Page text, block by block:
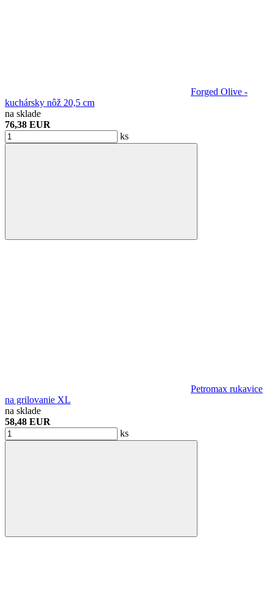
Forged Olive -
kuchársky nôž 20,5 cm
na sklade
76,38 EUR
ks
Petromax rukavice
na grilovanie XL
na sklade
58,48 EUR
ks